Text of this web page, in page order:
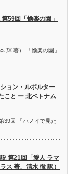
59回「愉楽の園」
輝 著） 「愉楽の園」
ョン・ルポルター
こと ー 北ベトナム
39回 「ハノイで見た
第21回「愛人 ラマ
ス 著、清水 徹 訳）